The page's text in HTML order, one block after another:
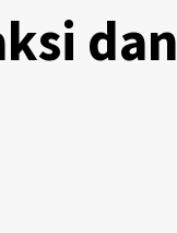
dan